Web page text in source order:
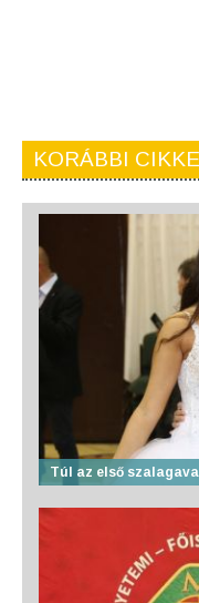
KORÁBBI
Túl az első